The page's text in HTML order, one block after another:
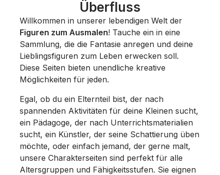
Überfluss
Willkommen in unserer lebendigen Welt der
Figuren zum Ausmalen! Tauche ein in eine
Sammlung, die die Fantasie anregen und deine
Lieblingsfiguren zum Leben erwecken soll.
Diese Seiten bieten unendliche kreative
Möglichkeiten für jeden.
Egal, ob du ein Elternteil bist, der nach
spannenden Aktivitäten für deine Kleinen sucht,
ein Pädagoge, der nach Unterrichtsmaterialien
sucht, ein Künstler, der seine Schattierung üben
möchte, oder einfach jemand, der gerne malt,
unsere Charakterseiten sind perfekt für alle
Altersgruppen und Fähigkeitsstufen. Sie eignen